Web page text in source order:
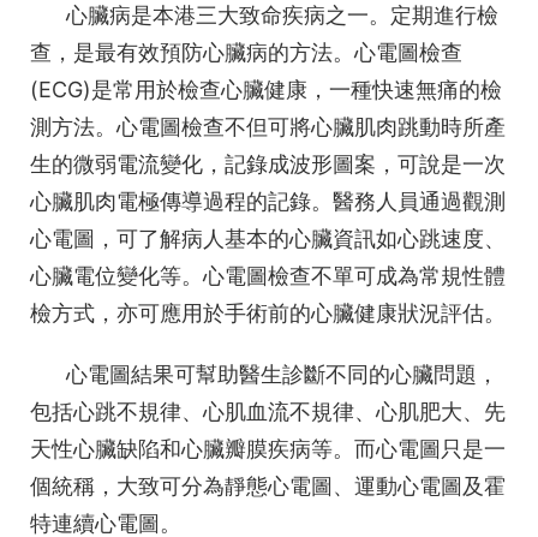
心臟病是本港三大致命疾病之一。定期進行檢
查，是最有效預防心臟病的方法。心電圖檢查
(ECG)是常用於檢查心臟健康，一種快速無痛的檢
測方法。心電圖檢查不但可將心臟肌肉跳動時所產
生的微弱電流變化，記錄成波形圖案，可說是一次
心臟肌肉電極傳導過程的記錄。醫務人員通過觀測
心電圖，可了解病人基本的心臟資訊如心跳速度、
心臟電位變化等。心電圖檢查不單可成為常規性體
檢方式，亦可應用於手術前的心臟健康狀況評估。
心電圖結果可幫助醫生診斷不同的心臟問題，
包括心跳不規律、心肌血流不規律、心肌肥大、先
天性心臟缺陷和心臟瓣膜疾病等。而心電圖只是一
個統稱，大致可分為靜態心電圖、運動心電圖及霍
特連續心電圖。